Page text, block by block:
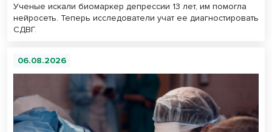
Ученые искали биомаркер депрессии 13 лет, им помогла
нейросеть. Теперь исследователи учат ее диагностировать
СДВГ.
06.08.2026